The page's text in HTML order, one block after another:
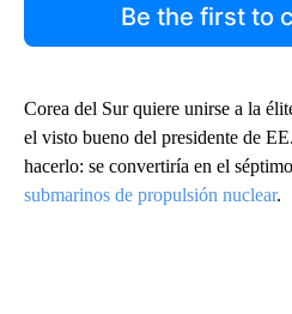
Be the first to
Corea del Sur quiere unirse a la
el visto bueno del presidente de
hacerlo: se convertiría en el
submarinos de propulsión nuclear.